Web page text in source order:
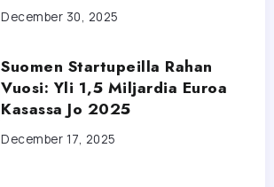
December 30, 2025
Suomen Startupeilla Rahan
Vuosi: Yli 1,5 Miljardia Euroa
Kasassa Jo 2025
December 17, 2025